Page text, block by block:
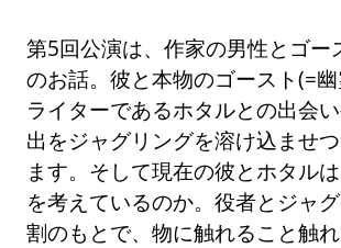
第5回公演は、作家の男性とゴー
のお話。彼と本物のゴースト(=
ライターであるホタルとの出会
出をジャグリングを溶け込ませ
ます。そして現在の彼とホタル
を考えているのか。役者とジャ
割のもとで、物に触れること触